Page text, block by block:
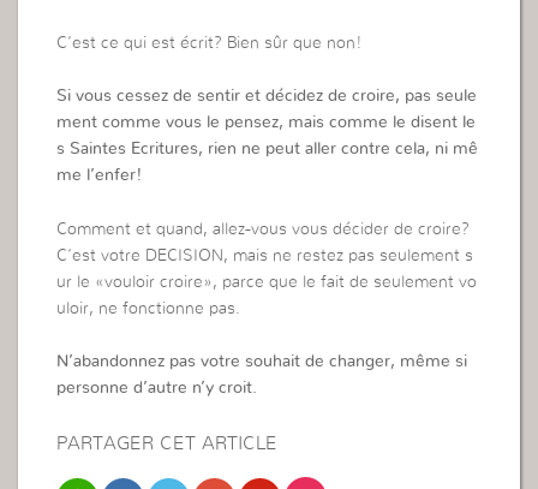
C’est ce qui est écrit? Bien sûr que non!
Si vous cessez de sentir et décidez de croire, pas seule
ment comme vous le pensez, mais comme le disent le
s Saintes Ecritures, rien ne peut aller contre cela, ni mê
me l’enfer!
Comment et quand, allez-vous vous décider de croire?
C’est votre DECISION, mais ne restez pas seulement s
ur le «vouloir croire», parce que le fait de seulement vo
uloir, ne fonctionne pas.
N’abandonnez pas votre souhait de changer, même si
personne d’autre n’y croit.
PARTAGER CET ARTICLE